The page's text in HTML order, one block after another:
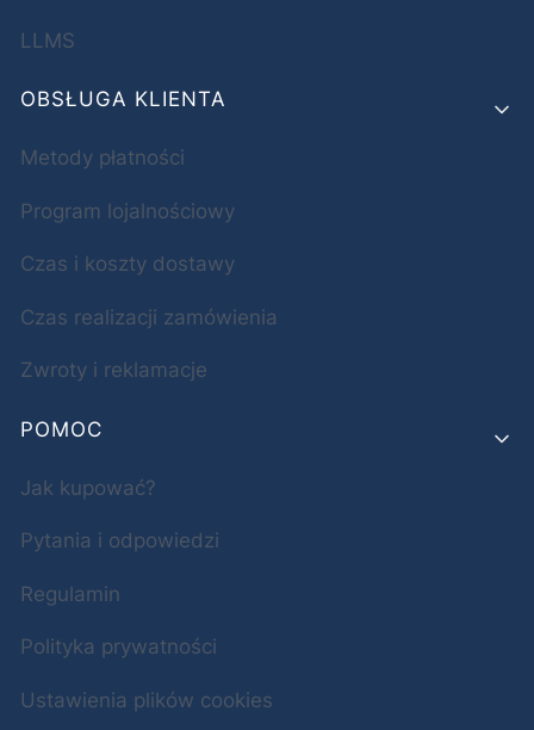
LLMS
OBSŁUGA KLIENTA
Metody płatności
Program lojalnościowy
Czas i koszty dostawy
Czas realizacji zamówienia
Zwroty i reklamacje
POMOC
Jak kupować?
Pytania i odpowiedzi
Regulamin
Polityka prywatności
Ustawienia plików cookies